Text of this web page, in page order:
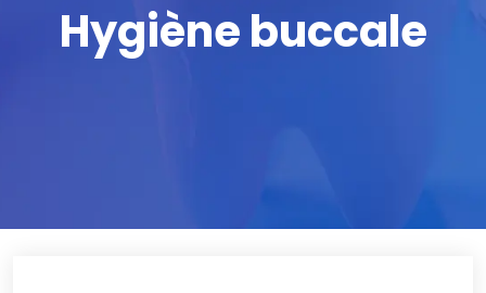
Hygiène buccale